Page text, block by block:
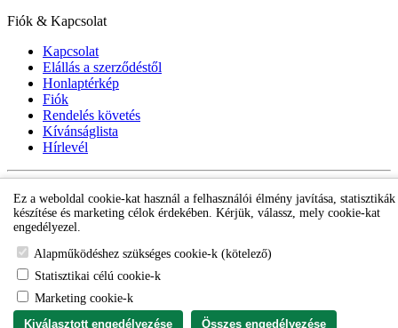
Fiók & Kapcsolat
Kapcsolat
Elállás a szerződéstől
Honlaptérkép
Fiók
Rendelés követés
Kívánságlista
Hírlevél
Ez a weboldal cookie-kat használ a felhasználói élmény javítása, statisztikák
készítése és marketing célok érdekében. Kérjük, válassz, mely cookie-kat
engedélyezel.
Alapműködéshez szükséges cookie-k (kötelező)
Statisztikai célú cookie-k
Marketing cookie-k
Kiválasztott engedélyezése
Összes engedélyezése